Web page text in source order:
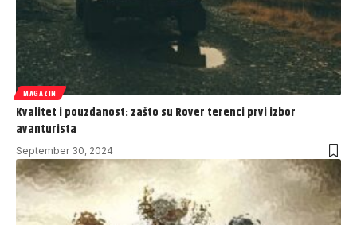
MAGAZIN
Kvalitet i pouzdanost: zašto su Rover terenci prvi izbor
avanturista
September 30, 2024